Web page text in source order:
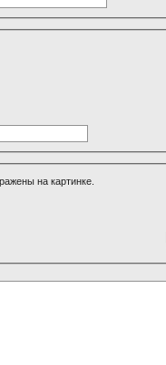
на картинке.